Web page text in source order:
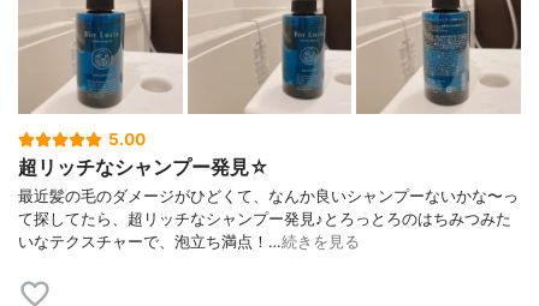
5.00
超リッチなシャンプー発見☆
最近髪の毛のダメージがひどくて、なんか良いシャンプーないかな〜っ
て探してたら、超リッチなシャンプー発見♪とろっとろのはちみつみた
いなテクスチャーで、泡立ち満点！…続きを見る